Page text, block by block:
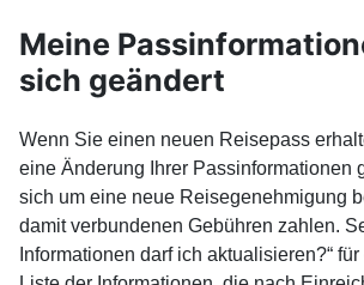
Meine
sich geändert
Wenn Sie einen neuen Reisepass
eine Änderung Ihrer Passinformationen
sich um eine neue Reisegenehmigung
damit verbundenen Gebühren zahlen.
Informationen darf ich aktualisieren?“